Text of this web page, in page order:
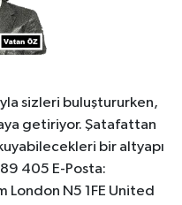
sizleri buluştururken,
getiriyor. Şatafattan
bir altyapı
405 E-Posta:
London N5 1FE United